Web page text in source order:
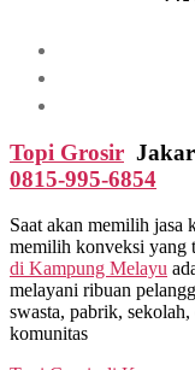
Topi Grosir
0815-995-6854
Saat akan memilih jasa
memilih konveksi yang
di Kampung Melayu
melayani ribuan
swasta, pabrik,
komunitas